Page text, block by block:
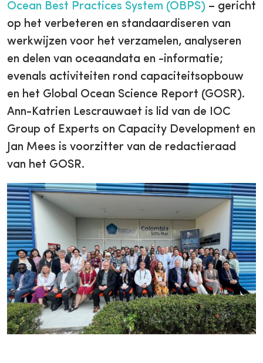
Ocean Best Practices System (OBPS) – gericht
op het verbeteren en standaardiseren van
werkwijzen voor het verzamelen, analyseren
en delen van oceaandata en -informatie;
evenals activiteiten rond capaciteitsopbouw
en het Global Ocean Science Report (GOSR).
Ann-Katrien Lescrauwaet is lid van de IOC
Group of Experts on Capacity Development en
Jan Mees is voorzitter van de redactieraad
van het GOSR.